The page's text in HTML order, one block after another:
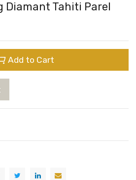
Diamant Tahiti Parel
Add to Cart